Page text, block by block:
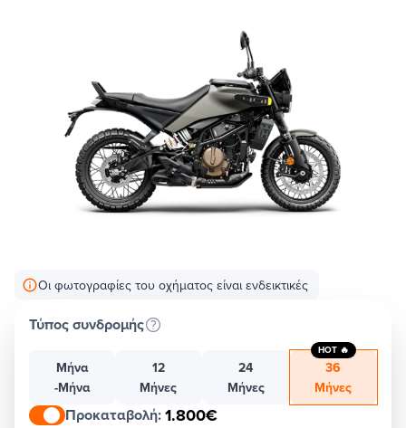
Οι φωτογραφίες του οχήματος είναι ενδεικτικές
Τύπος συνδρομής
Μήνα
-Μήνα
12
Μήνες
24
Μήνες
36
Μήνες
HOT 🔥
Προκαταβολή:1.800€